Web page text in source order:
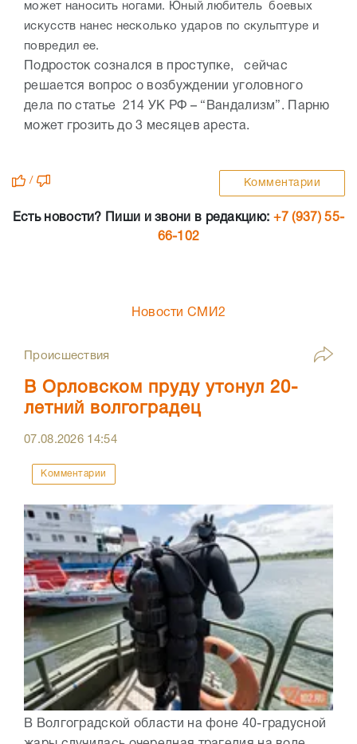
может наносить ногами. Юный любитель боевых
искусств нанес несколько ударов по скульптуре и
повредил ее.
Подросток сознался в проступке, сейчас
решается вопрос о возбуждении уголовного
дела по статье 214 УК РФ – “Вандализм”. Парню
может грозить до 3 месяцев ареста.
/ Комментарии
Есть новости? Пиши и звони в редакцию: +7 (937) 55-
66-102
Новости СМИ2
Происшествия
В Орловском пруду утонул 20-
летний волгоградец
07.08.2026 14:54
Комментарии
В Волгоградской области на фоне 40-градусной